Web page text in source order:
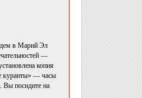
в Марий Эл
—
копия
куранты» — часы
Вы посидите на